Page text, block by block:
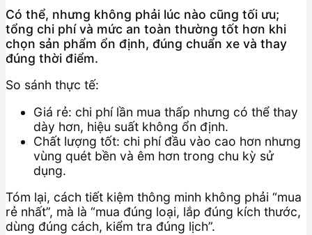
Có thể, nhưng không phải lúc nào cũng tối ưu;
tổng chi phí và mức an toàn thường tốt hơn khi
chọn sản phẩm ổn định, đúng chuẩn xe và thay
đúng thời điểm.
So sánh thực tế:
Giá rẻ: chi phí lần mua thấp nhưng có thể thay
dày hơn, hiệu suất không ổn định.
Chất lượng tốt: chi phí đầu vào cao hơn nhưng
vùng quét bền và êm hơn trong chu kỳ sử
dụng.
Tóm lại, cách tiết kiệm thông minh không phải “mua
rẻ nhất”, mà là “mua đúng loại, lắp đúng kích thước,
dùng đúng cách, kiểm tra đúng lịch”.